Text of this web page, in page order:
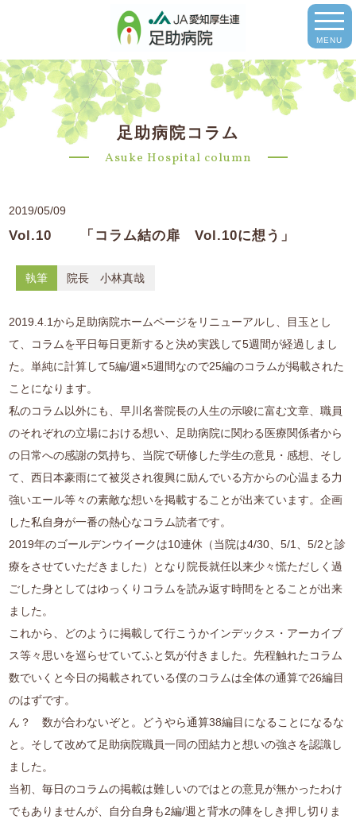
MENU
足助病院コラム
Asuke Hospital column
2019/05/09
Vol.10 「コラム結の扉 Vol.10に想う」
執筆 院長 小林真哉
2019.4.1から足助病院ホームページをリニューアルし、目玉とし
て、コラムを平日毎日更新すると決め実践して5週間が経過しまし
た。単純に計算して5編/週×5週間なので25編のコラムが掲載された
ことになります。
私のコラム以外にも、早川名誉院長の人生の示唆に富む文章、職員
のそれぞれの立場における想い、足助病院に関わる医療関係者から
の日常への感謝の気持ち、当院で研修した学生の意見・感想、そし
て、西日本豪雨にて被災され復興に励んでいる方からの心温まる力
強いエール等々の素敵な想いを掲載することが出来ています。企画
した私自身が一番の熱心なコラム読者です。
2019年のゴールデンウイークは10連休（当院は4/30、5/1、5/2と診
療をさせていただきました）となり院長就任以来少々慌ただしく過
ごした身としてはゆっくりコラムを読み返す時間をとることが出来
ました。
これから、どのように掲載して行こうかインデックス・アーカイブ
ス等々思いを巡らせていてふと気が付きました。先程触れたコラム
数でいくと今日の掲載されている僕のコラムは全体の通算で26編目
のはずです。
ん？ 数が合わないぞと。どうやら通算38編目になることになるな
と。そして改めて足助病院職員一同の団結力と想いの強さを認識し
ました。
当初、毎日のコラムの掲載は難しいのではとの意見が無かったわけ
でもありませんが、自分自身も2編/週と背水の陣をしき押し切りま